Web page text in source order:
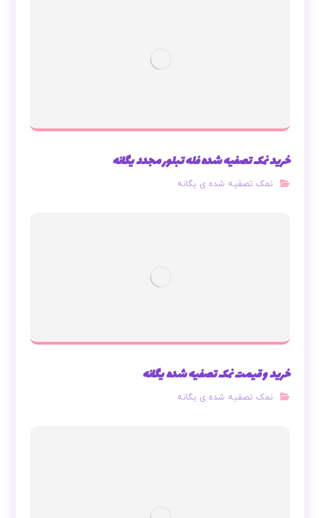
خرید نمک تصفیه شده فله تبلور مجدد یگانه
نمک تصفیه شده ی یگانه
خرید و قیمت نمک تصفیه شده یگانه
نمک تصفیه شده ی یگانه